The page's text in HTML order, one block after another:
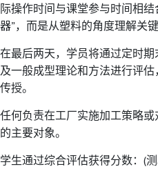
际操作时间与课堂参与时间相
器”，而是从塑料的角度理解关
在最后两天，学员将通过定时
及一般成型理论和方法进行评
传授。
任何负责在工厂实施加工策略
的主要对象。
学生通过综合评估获得分数：(